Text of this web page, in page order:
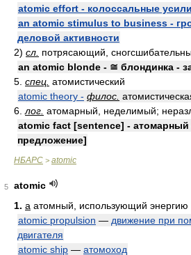
atomic effort - колоссальные
an atomic stimulus to business -
деловой активности
2) сл. потрясающий,
an atomic blonde - ≅ блондинка -
5. спец. атомистический
atomic theory - филос.
6. лог. атомарный, неделимый;
atomic fact [sentence] - атомарный
предложение]
НБАРС > atomic
5
atomic
1. a атомный, использующий энергию
atomic propulsion — движение при
двигателя
atomic ship — атомоход